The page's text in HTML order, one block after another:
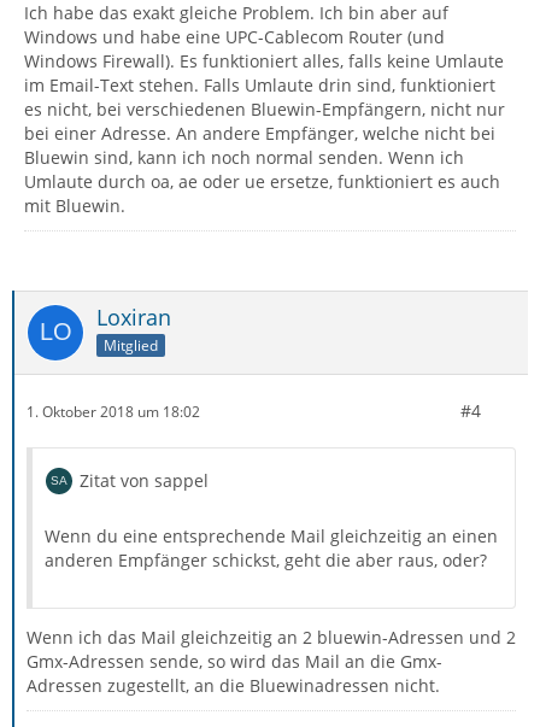
Ich habe das exakt gleiche Problem. Ich bin aber auf
Windows und habe eine UPC-Cablecom Router (und
Windows Firewall). Es funktioniert alles, falls keine Umlaute
im Email-Text stehen. Falls Umlaute drin sind, funktioniert
es nicht, bei verschiedenen Bluewin-Empfängern, nicht nur
bei einer Adresse. An andere Empfänger, welche nicht bei
Bluewin sind, kann ich noch normal senden. Wenn ich
Umlaute durch oa, ae oder ue ersetze, funktioniert es auch
mit Bluewin.
Loxiran
Mitglied
1. Oktober 2018 um 18:02 #4
Zitat von sappel
Wenn du eine entsprechende Mail gleichzeitig an einen
anderen Empfänger schickst, geht die aber raus, oder?
Wenn ich das Mail gleichzeitig an 2 bluewin-Adressen und 2
Gmx-Adressen sende, so wird das Mail an die Gmx-
Adressen zugestellt, an die Bluewinadressen nicht.